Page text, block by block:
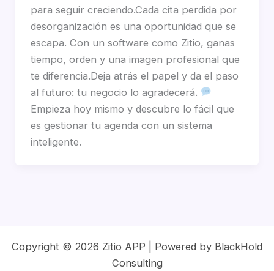
para seguir creciendo.Cada cita perdida por
desorganización es una oportunidad que se
escapa. Con un software como Zitio, ganas
tiempo, orden y una imagen profesional que
te diferencia.Deja atrás el papel y da el paso
al futuro: tu negocio lo agradecerá.
Empieza hoy mismo y descubre lo fácil que
es gestionar tu agenda con un sistema
inteligente.
Copyright © 2026 Zitio APP | Powered by BlackHold
Consulting